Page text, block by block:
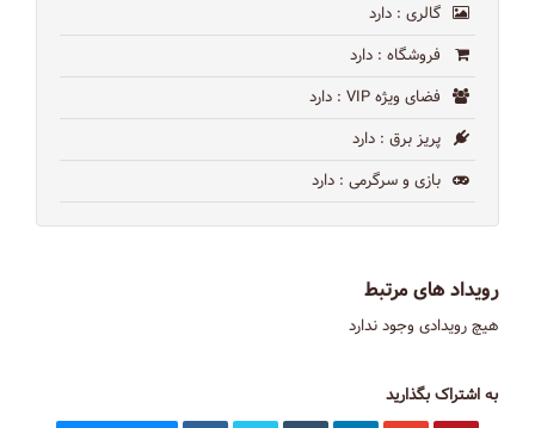
گالری : دارد
فروشگاه : دارد
فضای ویژه VIP
: دارد
پریز برق : دارد
بازی و سرگرمی : دارد
رویداد های مرتبط
هیچ رویدادی وجود ندارد
به اشتراک بگذارید